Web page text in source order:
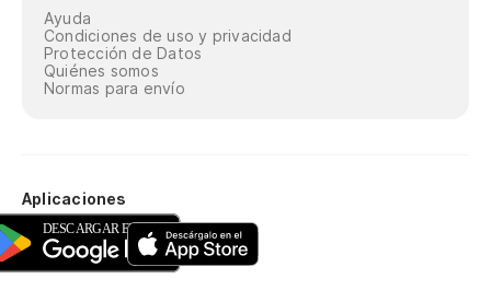
Ayuda
Condiciones de uso y privacidad
Protección de Datos
Quiénes somos
Normas para envío
Aplicaciones